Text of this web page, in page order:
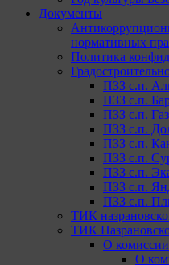
Документы
нормативных
Политика
ПЗЗ с.п.
ПЗЗ с.п.
ПЗЗ с.п.
ПЗЗ с.п.
ПЗЗ с.п.
ПЗЗ с.п.
ПЗЗ с.п.
ПЗЗ с.п.
ПЗЗ с.п.
ТИК
ТИК
О комиссии
О